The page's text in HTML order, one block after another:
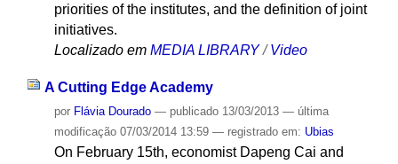
priorities of the institutes, and the definition of joint
initiatives.
Localizado em MEDIA LIBRARY /Video
A Cutting Edge Academy
por Flávia Dourado — publicado13/03/2013 — última
modificação07/03/2014 13:59 — registrado em: Ubias
On February 15th, economist Dapeng Cai and